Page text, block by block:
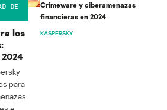
DE
los
para
Crimeware y ciberamenazas
financieras en 2024
KASPERSKY